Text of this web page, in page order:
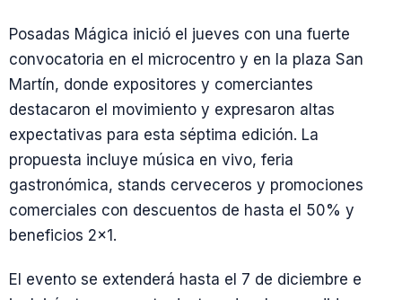
Posadas Mágica inició el jueves con una fuerte
convocatoria en el microcentro y en la plaza San
Martín, donde expositores y comerciantes
destacaron el movimiento y expresaron altas
expectativas para esta séptima edición. La
propuesta incluye música en vivo, feria
gastronómica, stands cerveceros y promociones
comerciales con descuentos de hasta el 50% y
beneficios 2×1.
El evento se extenderá hasta el 7 de diciembre e